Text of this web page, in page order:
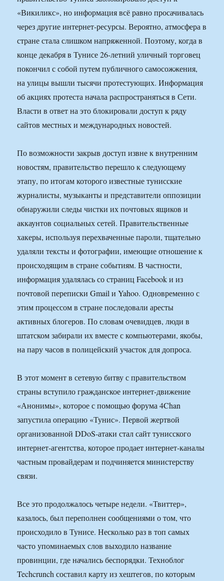
«Викиликс», но информация всё равно просачивалась
через другие интернет-ресурсы. Вероятно, атмосфера в
стране стала слишком напряженной. Поэтому, когда в
конце декабря в Тунисе 26-летний уличный торговец
покончил с собой путем публичного самосожжения,
на улицы вышли тысячи протестующих. Информация
об акциях протеста начала распространяться в Сети.
Власти в ответ на это блокировали доступ к ряду
сайтов местных и международных новостей.
По возможности закрыв доступ извне к внутренним
новостям, правительство перешло к следующему
этапу, по итогам которого известные тунисские
журналисты, музыканты и представители оппозиции
обнаружили следы чистки их почтовых ящиков и
аккаунтов социальных сетей. Правительственные
хакеры, используя перехваченные пароли, тщательно
удаляли тексты и фотографии, имеющие отношение к
происходящим в стране событиям. В частности,
информация удалялась со страниц Facebook и из
почтовой переписки Gmail и Yahoo. Одновременно с
этим процессом в стране последовали аресты
активных блогеров. По словам очевидцев, люди в
штатском забирали их вместе с компьютерами, якобы,
на пару часов в полицейский участок для допроса.
В этот момент в сетевую битву с правительством
страны вступило гражданское интернет-движение
«Анонимы», которое с помощью форума 4Chan
запустила операцию «Тунис». Первой жертвой
организованной DDoS-атаки стал сайт тунисского
интернет-агентства, которое продает интернет-каналы
частным провайдерам и подчиняется министерству
связи.
Все это продолжалось четыре недели. «Твиттер»,
казалось, был переполнен сообщениями о том, что
происходило в Тунисе. Несколько раз в топ самых
часто упоминаемых слов выходило название
провинции, где начались беспорядки. Техноблог
Techcrunch составил карту из хештегов, по которым